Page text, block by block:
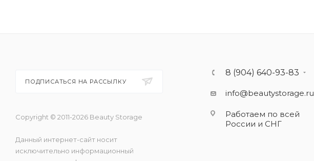
ПОДПИСАТЬСЯ НА РАССЫЛКУ
Copyright © 2011-2026 Beauty Storage
Данный интернет-сайт носит
исключительно информационный
8 (904) 640-93-83
info@beautystorage.ru
Работаем по всей
России и СНГ